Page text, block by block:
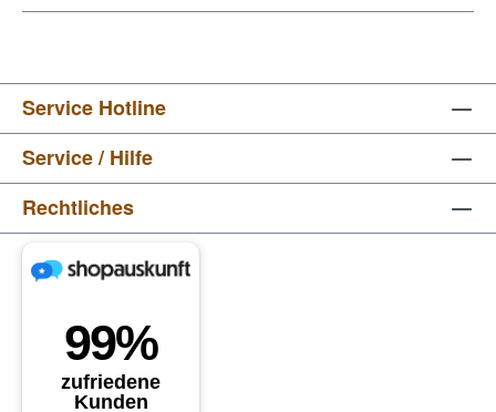
Service Hotline
Service / Hilfe
Rechtliches